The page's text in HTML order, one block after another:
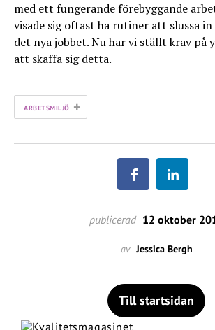
med ett fungerande förebyggande
visade sig oftast ha rutiner att slussa
det nya jobbet. Nu har vi ställt krav på
att skaffa sig detta.
ARBETSMILJÖ +
publicerad 12 oktober
av Jessica Bergh
Till startsidan